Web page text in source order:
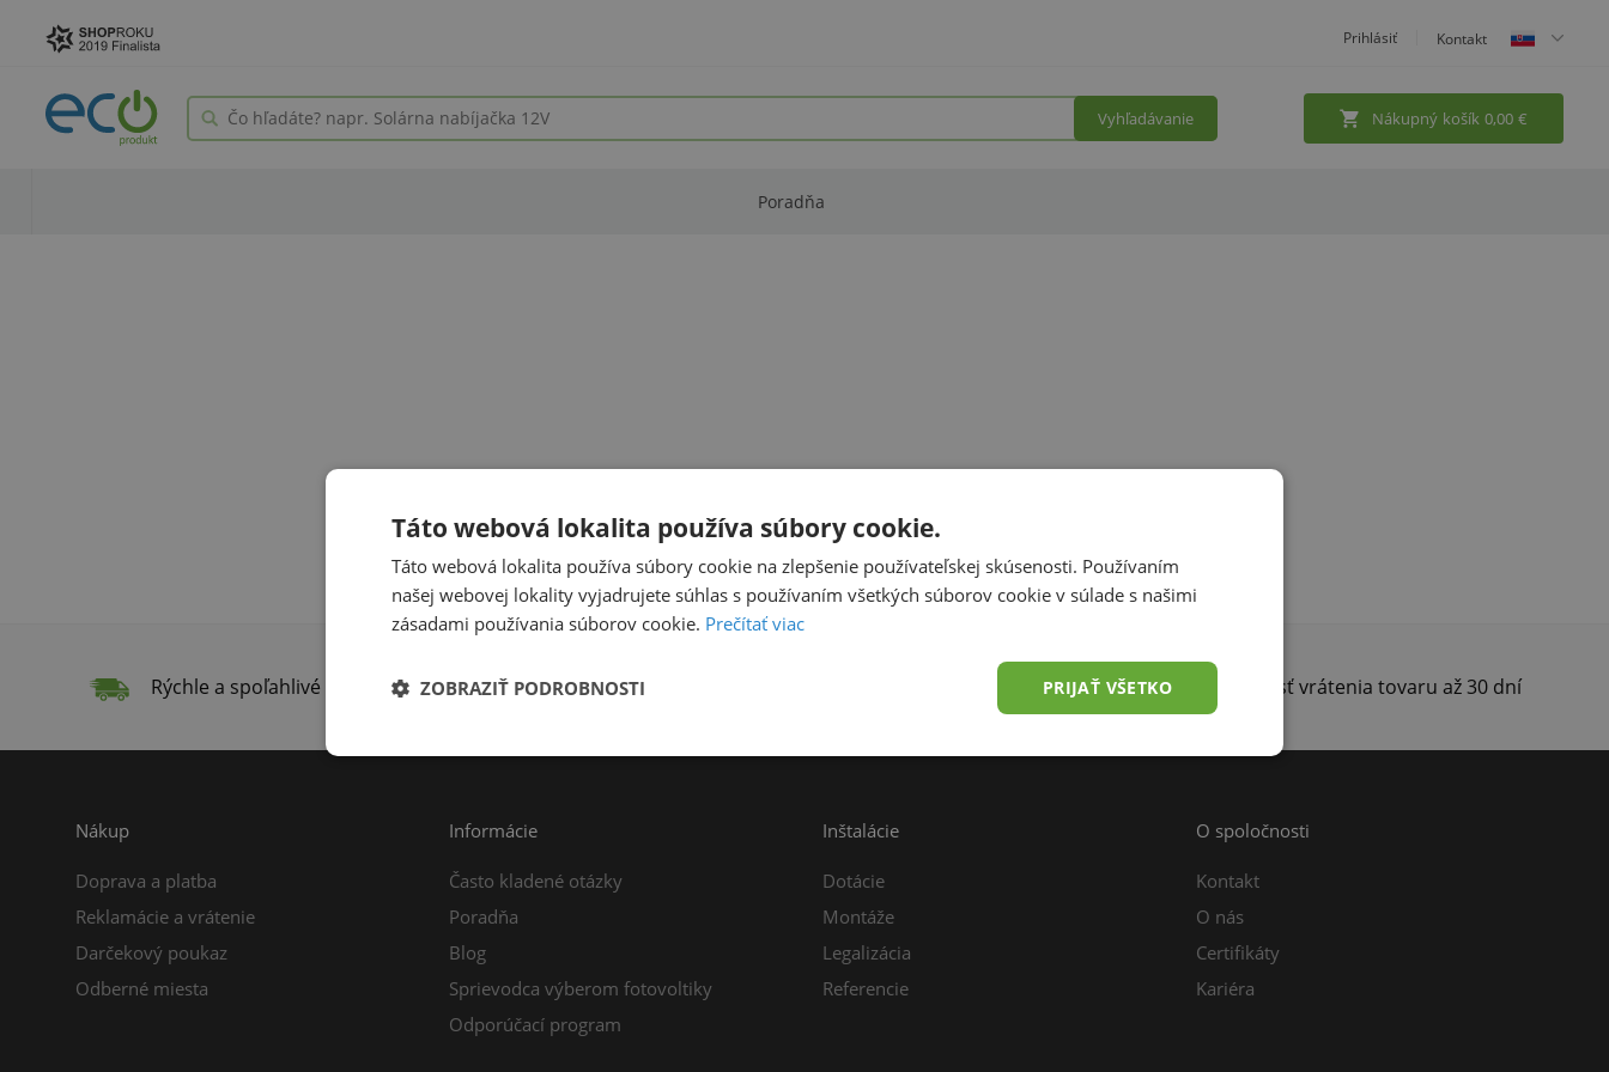
Prihlásiť Kontakt
Vyhľadávanie Nákupný košík 0,00 €
Poradňa
Rýchle a spoľahlivé doručenie Doprava zdarma od 49,00 € do 15 kg Konzultácia zdarma Možnosť vrátenia tovaru až 30 dní
Nákup
Doprava a platba
Reklamácie a vrátenie
Darčekový poukaz
Odberné miesta
Informácie
Často kladené otázky
Poradňa
Blog
Sprievodca výberom fotovoltiky
Odporúčací program
Inštalácie
Dotácie
Montáže
Legalizácia
Referencie
O spoločnosti
Kontakt
O nás
Certifikáty
Kariéra
Táto webová lokalita používa súbory cookie.
Táto webová lokalita používa súbory cookie na zlepšenie používateľskej skúsenosti. Používaním
našej webovej lokality vyjadrujete súhlas s používaním všetkých súborov cookie v súlade s našimi
zásadami používania súborov cookie. Prečítať viac
PRIJAŤ VŠETKO
ZOBRAZIŤ PODROBNOSTI